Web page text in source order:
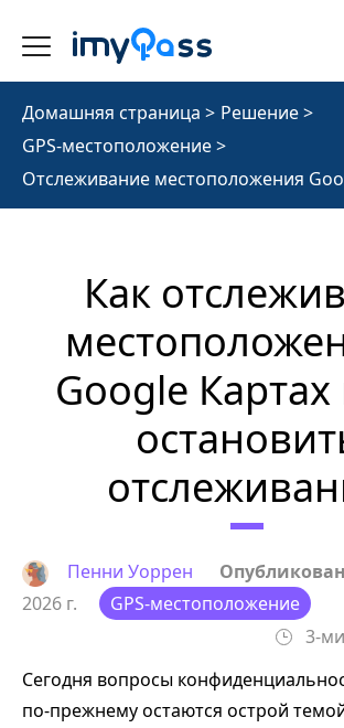
Домашняя страница > Решение>
GPS-местоположение>
Отслеживание местоположения
Как
Google Картах
Пенни Уоррен
2026 г.
GPS-местоположение
3-
Сегодня вопросы
по‑прежнему остаются острой